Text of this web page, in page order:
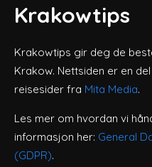
Krakowtips
Krakowtips gir deg de
Krakow. Nettsiden er en
reisesider fra Mita Media.
Les mer om hvordan vi
informasjon her: General
(GDPR).